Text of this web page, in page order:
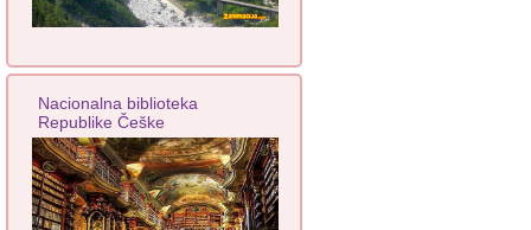
Nacionalna biblioteka
Republike Češke